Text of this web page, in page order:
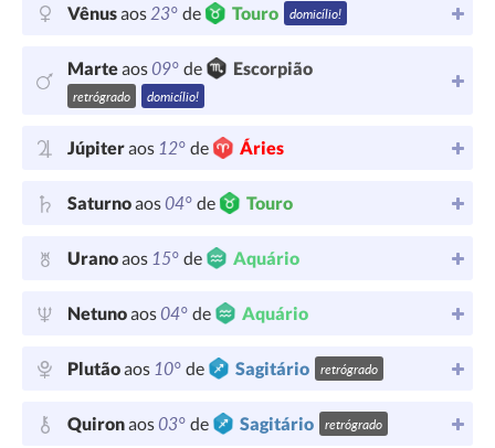
Vênusaos23° de Touro domicílio!
Marteaos09° de Escorpião
retrógrado domicílio!
Júpiteraos 12° de Áries
Saturnoaos04° de Touro
Uranoaos 15° de Aquário
Netunoaos04° de Aquário
Plutãoaos 10° de Sagitário retrógrado
Quironaos03° de Sagitário retrógrado